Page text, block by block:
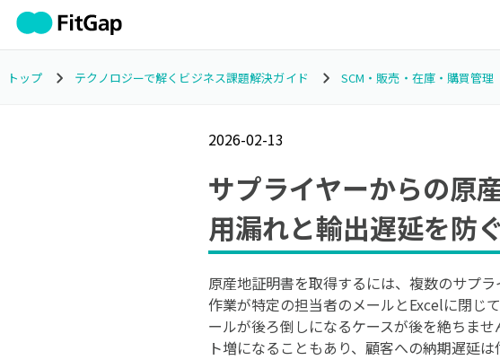
トップ テクノロジーで解くビジネス課題解決ガイド SCM・販売・在庫・購買管理
2026-02-13
サプライヤーからの原
用漏れと輸出遅延を防
原産地証明書を取得するには、複数のサプ
作業が特定の担当者のメールとExcelに閉じ
ールが後ろ倒しになるケースが後を絶ちま
ト増になることもあり、顧客への納期遅延は